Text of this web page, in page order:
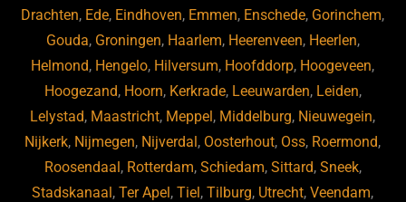
Drachten, Ede, Eindhoven, Emmen, Enschede, Gorinchem,
Gouda, Groningen, Haarlem, Heerenveen, Heerlen,
Helmond, Hengelo, Hilversum, Hoofddorp, Hoogeveen,
Hoogezand, Hoorn, Kerkrade, Leeuwarden, Leiden,
Lelystad, Maastricht, Meppel , Middelburg, Nieuwegein,
Nijkerk, Nijmegen, Nijverdal , Oosterhout, Oss, Roermond,
Roosendaal , Rotterdam, Schiedam, Sittard, Sneek,
Stadskanaal ,Ter Apel ,Tiel ,Tilburg, Utrecht,Veendam,